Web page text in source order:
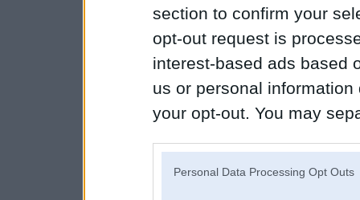
section to confirm your
opt-out request is
interest-based ads based
us or personal
your opt-out. You may
Personal Data Processing Opt Outs